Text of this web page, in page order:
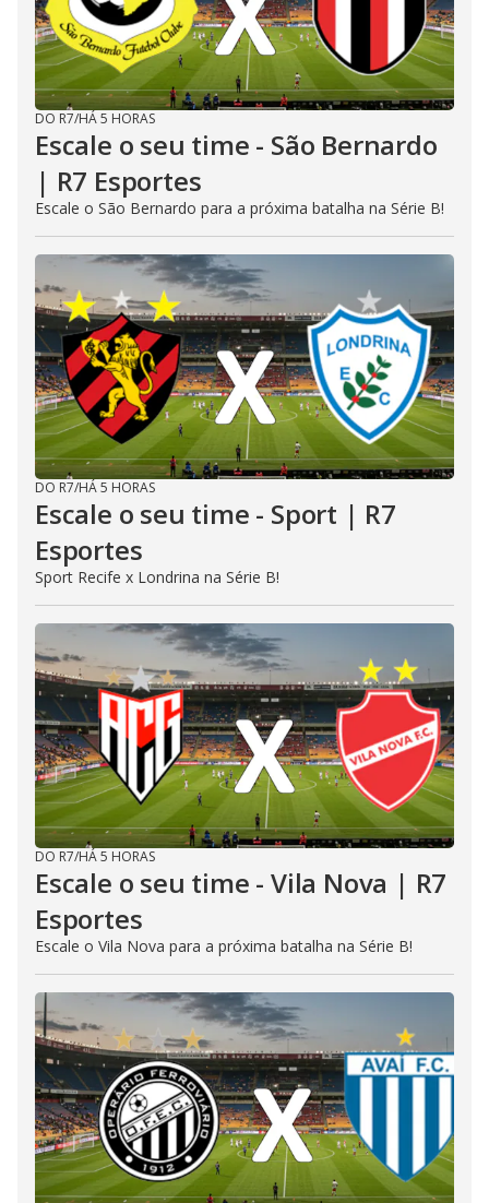
DO R7/HÁ 5 HORAS
Escale o seu time - São Bernardo
| R7 Esportes
Escale o São Bernardo para a próxima batalha na Série B!
DO R7/HÁ 5 HORAS
Escale o seu time - Sport | R7
Esportes
Sport Recife x Londrina na Série B!
DO R7/HÁ 5 HORAS
Escale o seu time - Vila Nova | R7
Esportes
Escale o Vila Nova para a próxima batalha na Série B!